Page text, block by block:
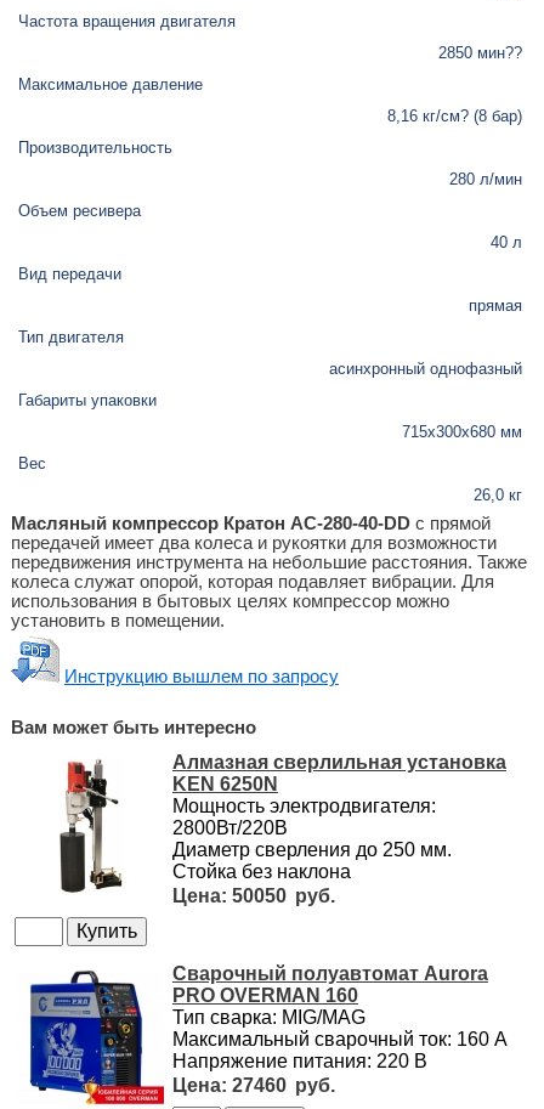
Частота вращения двигателя
2850 мин??
Максимальное давление
8,16 кг/см? (8 бар)
Производительность
280 л/мин
Объем ресивера
40 л
Вид передачи
прямая
Тип двигателя
асинхронный однофазный
Габариты упаковки
715х300х680 мм
Вес
26,0 кг
Масляный компрессор Кратон AC-280-40-DDс прямой
передачей имеет два колеса и рукоятки для возможности
передвижения инструмента на небольшие расстояния. Также
колеса служат опорой, которая подавляет вибрации. Для
использования в бытовых целях компрессор можно
установить в помещении.
Инструкцию вышлем по запросу
Вам может быть интересно
Алмазная сверлильная установка
KEN 6250N
Мощность электродвигателя:
2800Вт/220В
Диаметр сверления до 250 мм.
Стойка без наклона
50050
Сварочный полуавтомат Aurora
PRO OVERMAN 160
Тип сварка: MIG/MAG
Максимальный сварочный ток: 160 А
Напряжение питания: 220 В
27460